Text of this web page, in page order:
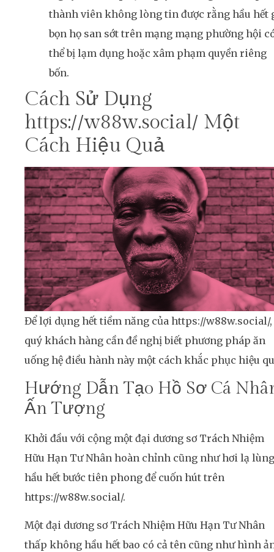
thành viên không lòng tin được rằng hầu hết
bọn họ san sớt trên mạng mạng phường hội
thể bị lạm dụng hoặc xâm phạm quyền riêng
bốn.
Cách Sử Dụng
https://w88w.social/ Một
Cách Hiệu Quả
Để lợi dụng hết tiềm năng của https://w88w.social/,
quý khách hàng cần đề nghị biết phương pháp ăn
uống hệ điều hành này một cách khắc phục hiệu
Hướng Dẫn Tạo Hồ Sơ Cá
Ấn Tượng
Khởi đầu với cộng một đại dương sơ Trách Nhiệm
Hữu Hạn Tư Nhân hoàn chỉnh cũng như hơi lạ
hầu hết bước tiên phong để cuốn hút trên
https://w88w.social/.
Một đại dương sơ Trách Nhiệm Hữu Hạn Tư Nhân
thấp không hầu hết bao có cả tên cũng như hình